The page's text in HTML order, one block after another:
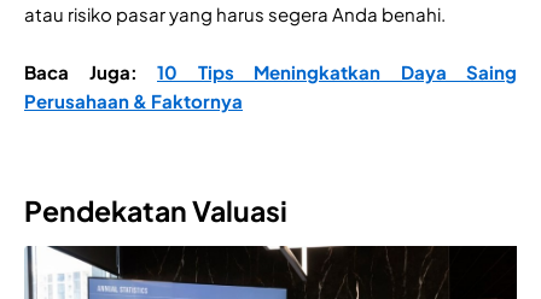
atau risiko pasar yang harus segera Anda benahi.
Baca Juga: 10 Tips Meningkatkan Daya Saing
Perusahaan & Faktornya
Pendekatan Valuasi